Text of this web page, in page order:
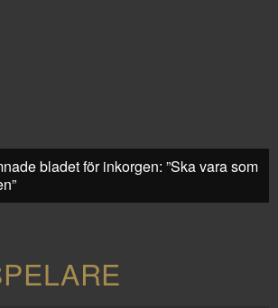
bladet för inkorgen: ”Ska vara som